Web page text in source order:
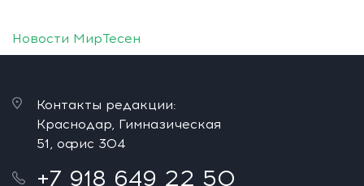
Новости МирТесен
Контакты редакции:
Краснодар, Гимназическая
51, офис 304
+7 918 649 22 50